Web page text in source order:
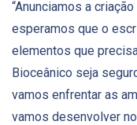
“Anunciamos a
esperamos que o
elementos que
Bioceânico seja
vamos enfrentar as
vamos desenvolver